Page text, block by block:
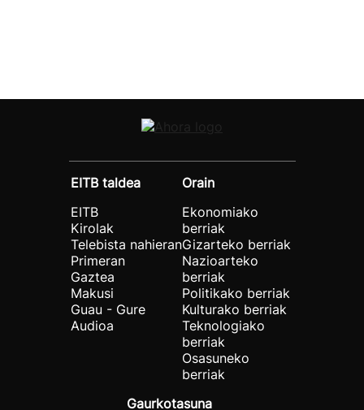
EITB taldea
EITB
Kirolak
Telebista nahieran
Primeran
Gaztea
Makusi
Guau - Gure
Audioa
Orain
Ekonomiako
berriak
Gizarteko berriak
Nazioarteko
berriak
Politikako berriak
Kulturako berriak
Teknologiako
berriak
Osasuneko
berriak
Gaurkotasuna